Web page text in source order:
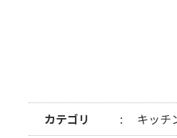
カテゴリ
キッチ